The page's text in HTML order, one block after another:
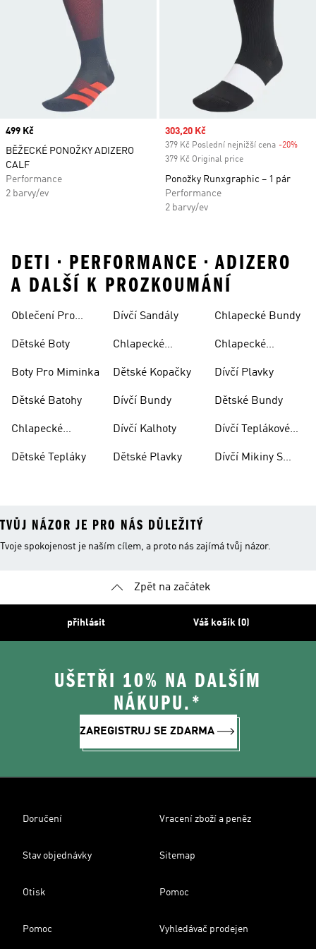
Price
499 Kč
BĚŽECKÉ PONOŽKY ADIZERO
CALF
Performance
2 barvy/ev
Sale price
303,20 Kč
379 Kč Poslední nejnižší cena -20%
379 Kč Original price
Ponožky Runxgraphic – 1 pár
Performance
2 barvy/ev
DETI • PERFORMANCE • ADIZERO
A DALŠÍ K PROZKOUMÁNÍ
Oblečení Pro
Dětské Boty
Boty Pro Miminka
Dětské Batohy
Chlapecké
Dětské Tepláky
Dívčí Sandály
Chlapecké
Dětské Kopačky
Dívčí Bundy
Dívčí Kalhoty
Dětské Plavky
Chlapecké Bundy
Chlapecké
Soupravy
Dívčí Plavky
Dětské Bundy
Dívčí Teplákové
Dívčí Mikiny S
TVŮJ NÁZOR JE PRO NÁS DŮLEŽITÝ
Tvoje spokojenost je naším cílem, a proto nás zajímá tvůj názor.
Zpět na začátek
přihlásit Váš košík (0)
UŠETŘI 10% NA DALŠÍM
NÁKUPU.*
ZAREGISTRUJ SE ZDARMA
Doručení Vracení zboží a peněz
Stav objednávky Sitemap
Otisk Pomoc
Pomoc Vyhledávač prodejen